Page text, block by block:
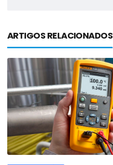
ARTIGOS RELACIONADOS